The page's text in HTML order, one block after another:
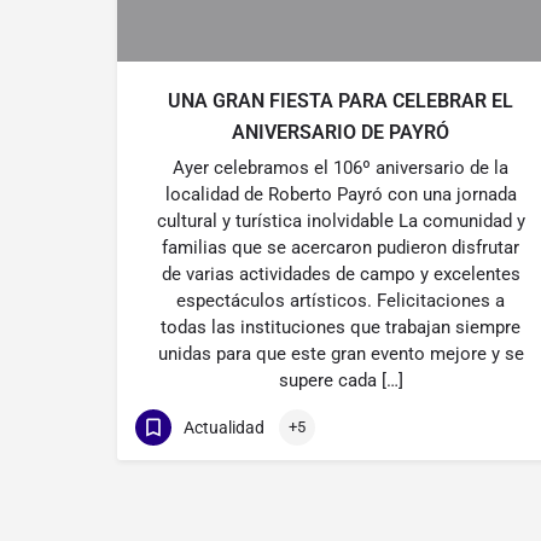
UNA GRAN FIESTA PARA CELEBRAR EL
ANIVERSARIO DE PAYRÓ
Ayer celebramos el 106º aniversario de la
localidad de Roberto Payró con una jornada
cultural y turística inolvidable La comunidad y
familias que se acercaron pudieron disfrutar
de varias actividades de campo y excelentes
espectáculos artísticos. Felicitaciones a
todas las instituciones que trabajan siempre
unidas para que este gran evento mejore y se
supere cada […]
Actualidad +5